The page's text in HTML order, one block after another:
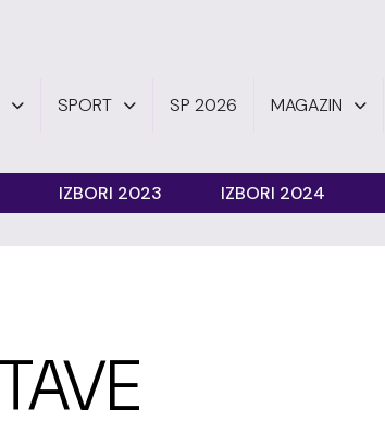
SPORT SP 2026 MAGAZIN
IZBORI 2023 IZBORI 2024